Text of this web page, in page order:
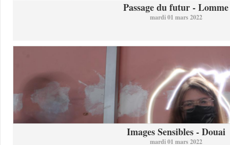
Passage du futur - Lomme
mardi 01 mars 2022
Images Sensibles - Douai
mardi 01 mars 2022